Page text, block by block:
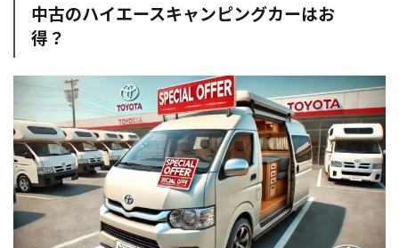
中古のハイエースキャンピングカーはお
得？